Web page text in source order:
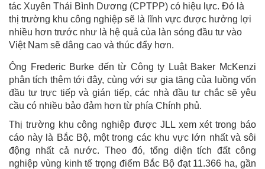
tác Xuyên Thái Bình Dương (CPTPP) có hiệu lực. Đó là
thị trường khu công nghiệp sẽ là lĩnh vực được hưởng lợi
nhiều hơn trước như là hệ quả của làn sóng đầu tư vào
Việt Nam sẽ dâng cao và thúc đẩy hơn.
Ông Frederic Burke đến từ Công ty Luật Baker McKenzi
phân tích thêm tới đây, cùng với sự gia tăng của luồng vốn
đầu tư trực tiếp và gián tiếp, các nhà đầu tư chắc sẽ yêu
cầu có nhiều bảo đảm hơn từ phía Chính phủ.
Thị trường khu công nghiệp được JLL xem xét trong báo
cáo này là Bắc Bộ, một trong các khu vực lớn nhất và sôi
động nhất cả nước. Theo đó, tổng diện tích đất công
nghiệp vùng kinh tế trọng điểm Bắc Bộ đạt 11.366 ha, gần